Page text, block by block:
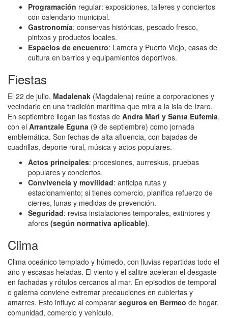
Programación regular: exposiciones, talleres y conciertos
con calendario municipal.
Gastronomía: conservas históricas, pescado fresco,
pintxos y productos locales.
Espacios de encuentro: Lamera y Puerto Viejo, casas de
cultura en barrios y equipamientos deportivos.
Fiestas
El 22 de julio, Madalenak (Magdalena) reúne a corporaciones y
vecindario en una tradición marítima que mira a la isla de Izaro.
En septiembre llegan las fiestas de Andra Mari y Santa Eufemia,
con el Arrantzale Eguna (9 de septiembre) como jornada
emblemática. Son fechas de alta afluencia, con bajadas de
cuadrillas, deporte rural, música y actos populares.
Actos principales: procesiones, aurreskus, pruebas
populares y conciertos.
Convivencia y movilidad: anticipa rutas y
estacionamiento; si tienes comercio, planifica refuerzo de
cierres, lunas y medidas de prevención.
Seguridad: revisa instalaciones temporales, extintores y
aforos (según normativa aplicable).
Clima
Clima oceánico templado y húmedo, con lluvias repartidas todo el
año y escasas heladas. El viento y el salitre aceleran el desgaste
en fachadas y rótulos cercanos al mar. En episodios de temporal
o galerna conviene extremar precauciones en cubiertas y
amarres. Esto influye al comparar seguros en Bermeo de hogar,
comunidad, comercio y vehículo.